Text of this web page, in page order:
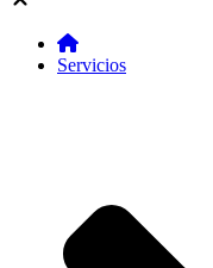
Servicios